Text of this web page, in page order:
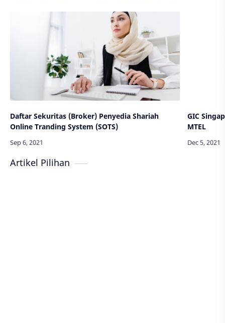
Daftar Sekuritas (Broker) Penyedia Shariah
Online Tranding System (SOTS)
GIC
MTEL
Artikel Pilihan